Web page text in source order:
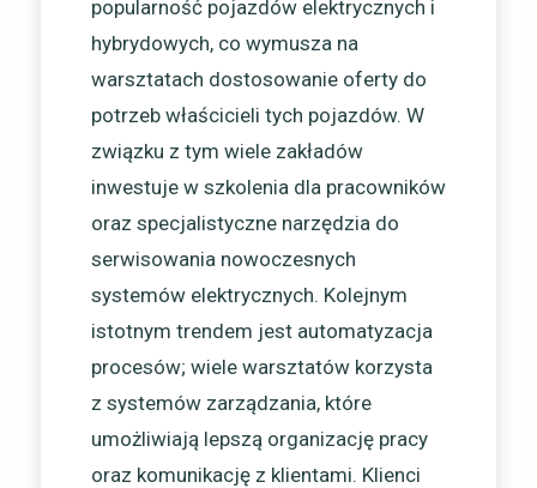
popularność pojazdów elektrycznych i
hybrydowych, co wymusza na
warsztatach dostosowanie oferty do
potrzeb właścicieli tych pojazdów. W
związku z tym wiele zakładów
inwestuje w szkolenia dla pracowników
oraz specjalistyczne narzędzia do
serwisowania nowoczesnych
systemów elektrycznych. Kolejnym
istotnym trendem jest automatyzacja
procesów; wiele warsztatów korzysta
z systemów zarządzania, które
umożliwiają lepszą organizację pracy
oraz komunikację z klientami. Klienci